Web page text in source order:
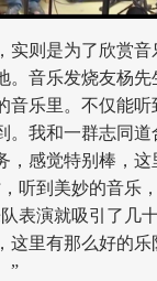
则是为了欣赏音
。音乐发烧友杨
乐里。不仅能
。我和一群志同
，感觉特别棒，
听到美妙的音乐
表演就吸引了几
这里有那么好的
”